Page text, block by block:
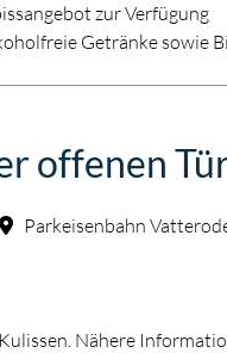
zur Verfügung
Getränke sowie
offenen
Parkeisenbahn
Nähere